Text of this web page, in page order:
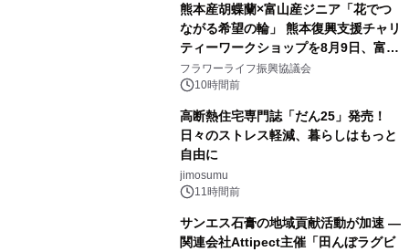
熊本産胡蝶蘭×富山産ジニア「花でつ
ながる希望の輪」 熊本復興支援チャリ
ティーワークショップを8月9日、富
山・射水で開催
フラワーライフ振興協議会
10時間前
高断熱住宅専門誌「だん25」発売！
日々のストレス軽減、暮らしはもっと
自由に
jimosumu
11時間前
サンエス石膏の地域貢献活動が加速 ―
関連会社Attipect主催「田んぼラグビ